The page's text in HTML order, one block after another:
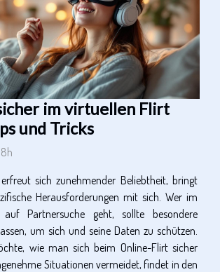
im virtuellen Flirt
und Tricks
sich zunehmender Beliebtheit, bringt
Herausforderungen mit sich. Wer im
Partnersuche geht, sollte besondere
um sich und seine Daten zu schützen.
wie man sich beim Online-Flirt sicher
Situationen vermeidet, findet in den